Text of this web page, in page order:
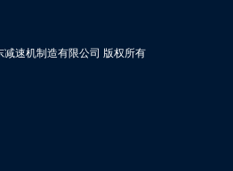
速机制造有限公司 版权所有